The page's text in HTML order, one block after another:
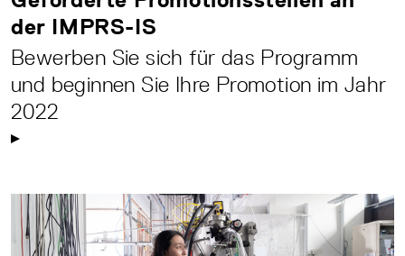
der IMPRS-IS
Bewerben Sie sich für das Programm
und beginnen Sie Ihre Promotion im Jahr
2022